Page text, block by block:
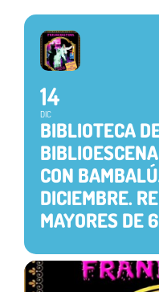
14
DIC
BIBLIOTECA
CON
DICIEMBRE.
MAYORES DE